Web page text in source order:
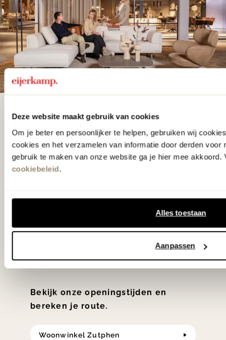
Deze website maakt gebruik van cookies
Om je beter en persoonlijker te helpen, gebruiken wij
cookies en het verzamelen van informatie door derden voor
gebruik te maken van onze website ga je hier mee akkoord.
cookiebeleid.
Alles toestaan
Aanpassen
De woonwinkel
gezien op tv!
Wie kent het programma vtwonen
hebben met liefde de mooiste woon-,
samengesteld met de mooiste
klassiekers en de nieuwste ontwerpen
in verrassende materialen en kleuren!
Bekijk onze openingstijden en
bereken je route.
Woonwinkel Zutphen